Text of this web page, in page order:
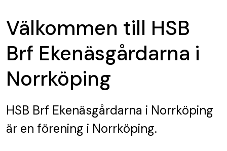
Välkommen till HSB
Brf Ekenäsgårdarna i
Norrköping
HSB Brf Ekenäsgårdarna i Norrköping
är en förening i Norrköping.